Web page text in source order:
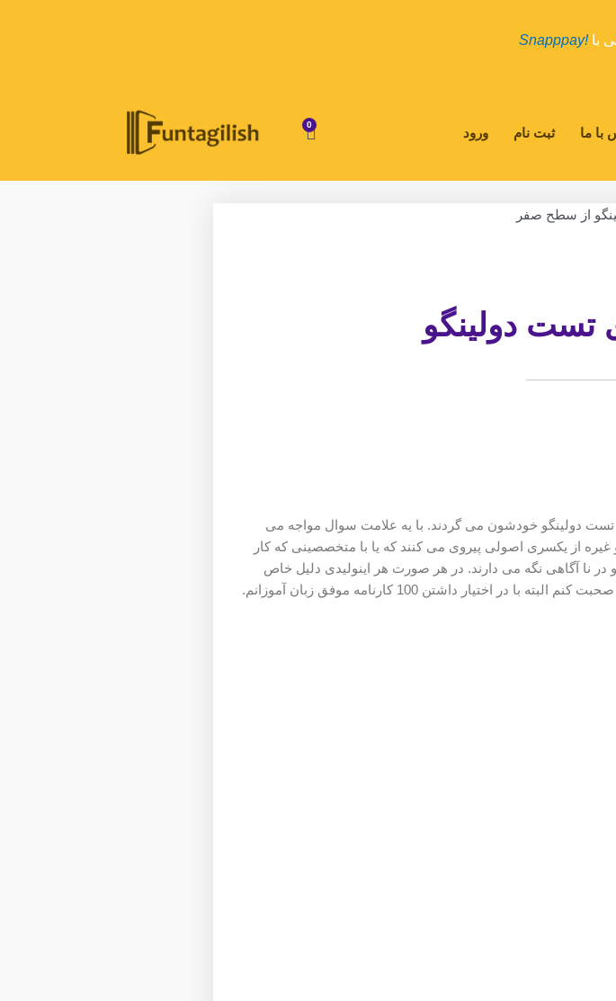
با!Snapppay
با ما ثبت نام ورود
0سبد
تست دولینگو
تست دولینگو خودشون می گردند. با یه علامت سوال مواجه می
از یکسری اصولی پیروی می کنند که یا با متخصصینی که کار
نا آگاهی نگه می دارند. در هر صورت هر اینولیدی دلیل خاص
خودش رو داره. که می خوام عمیق بعد از تجربه 200 تست براتون صحبت کنم البته با در اختیار داشتن 100 کارنامه موفق زبان آموزانم.